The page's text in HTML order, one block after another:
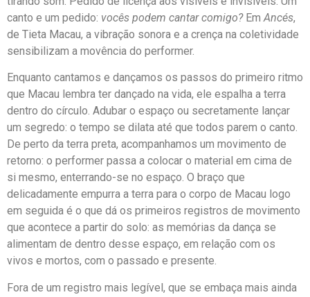
canto e um pedido: vocês podem cantar comigo?Em Ancés,
de Tieta Macau, a vibração sonora e a crença na coletividade
sensibilizam a movência do performer.
Enquanto cantamos e dançamos os passos do primeiro ritmo
que Macau lembra ter dançado na vida, ele espalha a terra
dentro do círculo. Adubar o espaço ou secretamente lançar
um segredo: o tempo se dilata até que todos parem o canto.
De perto da terra preta, acompanhamos um movimento de
retorno: o performer passa a colocar o material em cima de
si mesmo, enterrando-se no espaço. O braço que
delicadamente empurra a terra para o corpo de Macau logo
em seguida é o que dá os primeiros registros de movimento
que acontece a partir do solo: as memórias da dança se
alimentam de dentro desse espaço, em relação com os
vivos e mortos, com o passado e presente.
Fora de um registro mais legível, que se embaça mais ainda